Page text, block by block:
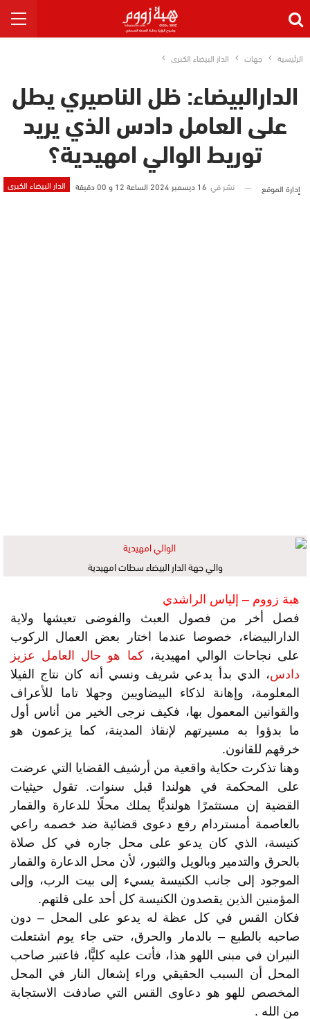
الرئيسية جهات الدار البيضاء الكبرى
الدارالبيضاء: ظل الناصيري يطل
على العامل دادس الذي يريد
توريط الوالي امهيدية؟
الدار البيضاء الكبرى إدارة الموقع نشر في 16 ديسمبر 2024 الساعة 12 و 00 دقيقة
والي جهة الدار البيضاء سطات امهيدية
هبة زووم – إلياس الراشدي
فصل أخر من فصول العبث والفوضى تعيشها ولاية
الدارالبيضاء، خصوصا عندما اختار بعض العمال الركوب
على نجاحات الوالي امهيدية،كما هو حال العامل عزيز
دادس، الدي بدأ يدعي شريف ونسي أنه كان نتاج الفيلا
المعلومة، وإهانة لذكاء البيضاويين وجهلا تاما للأعراف
والقوانين المعمول بها، فكيف نرجى الخير من أناس أول
ما بدؤوا به مسيرتهم لإنقاذ المدينة، كما يزعمون هو
خرقهم للقانون.
وهنا تذكرت حكاية واقعية من أرشيف القضايا التي عرضت
على المحكمة في هولندا قبل سنوات. تقول حيثيات
القضية إن مستثمرًا هولنديًّا يملك محلًا للدعارة والقمار
بالعاصمة أمستردام رفع دعوى قضائية ضد خصمه راعي
كنيسة، الذي كان يدعو على محل جاره في كل صلاة
بالحرق والتدمير وبالويل والثبور، لأن محل الدعارة والقمار
الموجود إلى جانب الكنيسة يسيء إلى بيت الرب، وإلى
المؤمنين الذين يقصدون الكنيسة كل أحد على قلتهم.
فكان القس في كل عظة له يدعو على المحل – دون
صاحبه بالطبع – بالدمار والحرق، حتى جاء يوم اشتعلت
النيران في مبنى اللهو هذا، فأتت عليه كليًّا، فاعتبر صاحب
المحل أن السبب الحقيقي وراء إشعال النار في المحل
المخصص للهو هو دعاوى القس التي صادفت الاستجابة
من الله .